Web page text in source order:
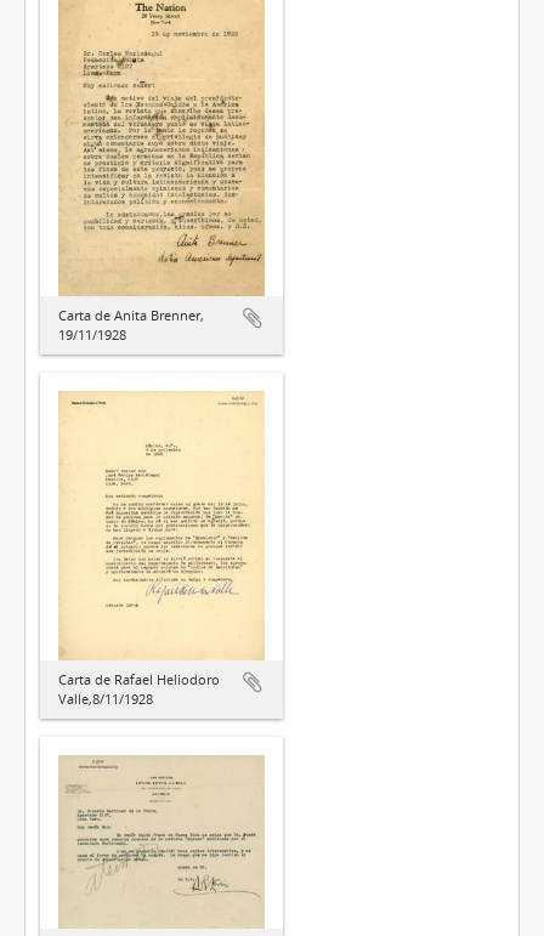
Carta de Anita Brenner,
19/11/1928
Carta de Rafael Heliodoro
Valle,8/11/1928